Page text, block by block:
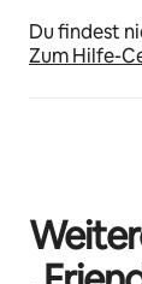
Du findest
Zum Hilfe-